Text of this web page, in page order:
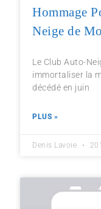
Hommage
Neige de
Le Club Auto-
immortaliser la
décédé en juin
PLUS »
Denis Lavoie